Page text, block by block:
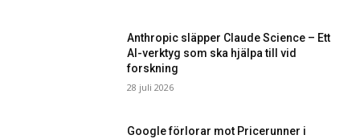
Anthropic släpper Claude Science – Ett
AI-verktyg som ska hjälpa till vid
forskning
28 juli 2026
Google förlorar mot Pricerunner i